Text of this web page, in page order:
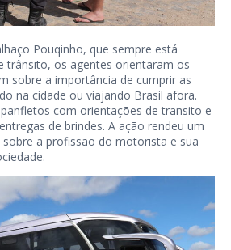
Pouqinho, que sempre está
trânsito, os agentes orientaram os
sobre a importância de cumprir as
na cidade ou viajando Brasil afora.
com orientações de transito e
de brindes. A ação rendeu um
a profissão do motorista e sua